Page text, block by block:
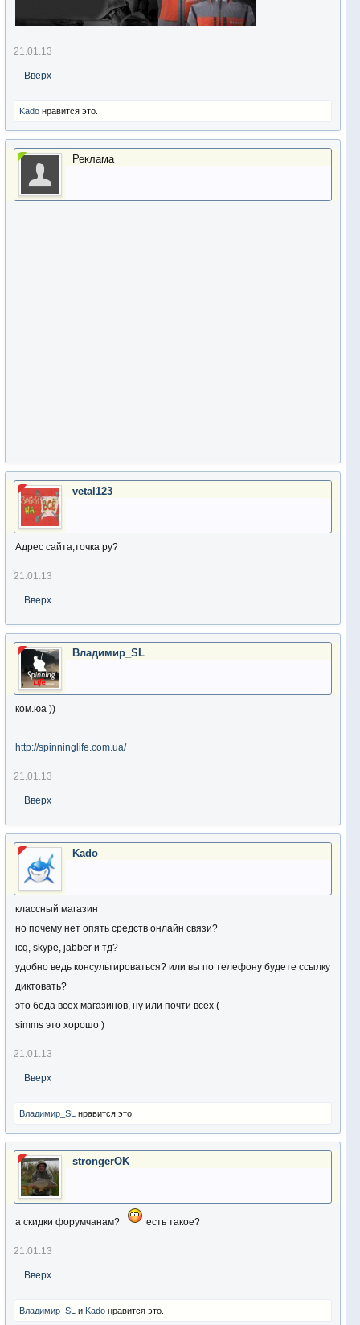
21.01.13
Вверх
Kado нравится это.
Реклама
vetal123
Адрес сайта,точка ру?
21.01.13
Вверх
Владимир_SL
ком.юа ))
http://spinninglife.com.ua/
21.01.13
Вверх
Kado
классный магазин
но почему нет опять средств онлайн связи?
icq, skype, jabber и тд?
удобно ведь консультироваться? или вы по телефону будете ссылку
диктовать?
это беда всех магазинов, ну или почти всех (
simms это хорошо )
21.01.13
Вверх
Владимир_SL нравится это.
strongerOK
а скидки форумчанам? есть такое?
21.01.13
Вверх
Владимир_SL и Kado нравится это.